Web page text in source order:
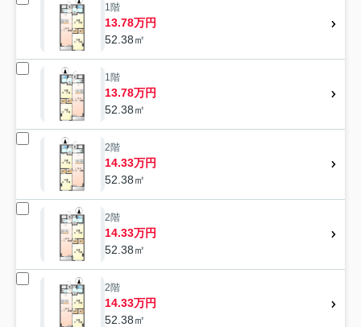
1階
13.78万円
52.38㎡
1階
13.78万円
52.38㎡
2階
14.33万円
52.38㎡
2階
14.33万円
52.38㎡
2階
14.33万円
52.38㎡